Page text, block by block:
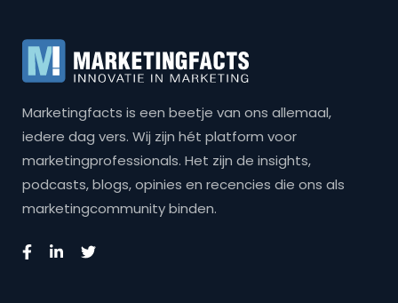
Marketingfacts is een beetje van ons allemaal,
iedere dag vers. Wij zijn hét platform voor
marketingprofessionals. Het zijn de insights,
podcasts, blogs, opinies en recencies die ons als
marketingcommunity binden.